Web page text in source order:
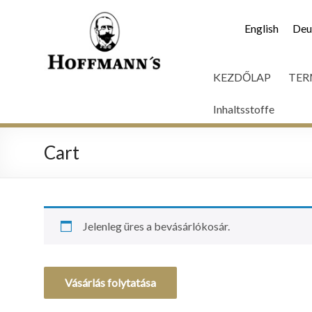
English
KEZDŐLAP
Inhaltsstoffe
Cart
Jelenleg üres a bevásárlókosár.
Vásárlás folytatása